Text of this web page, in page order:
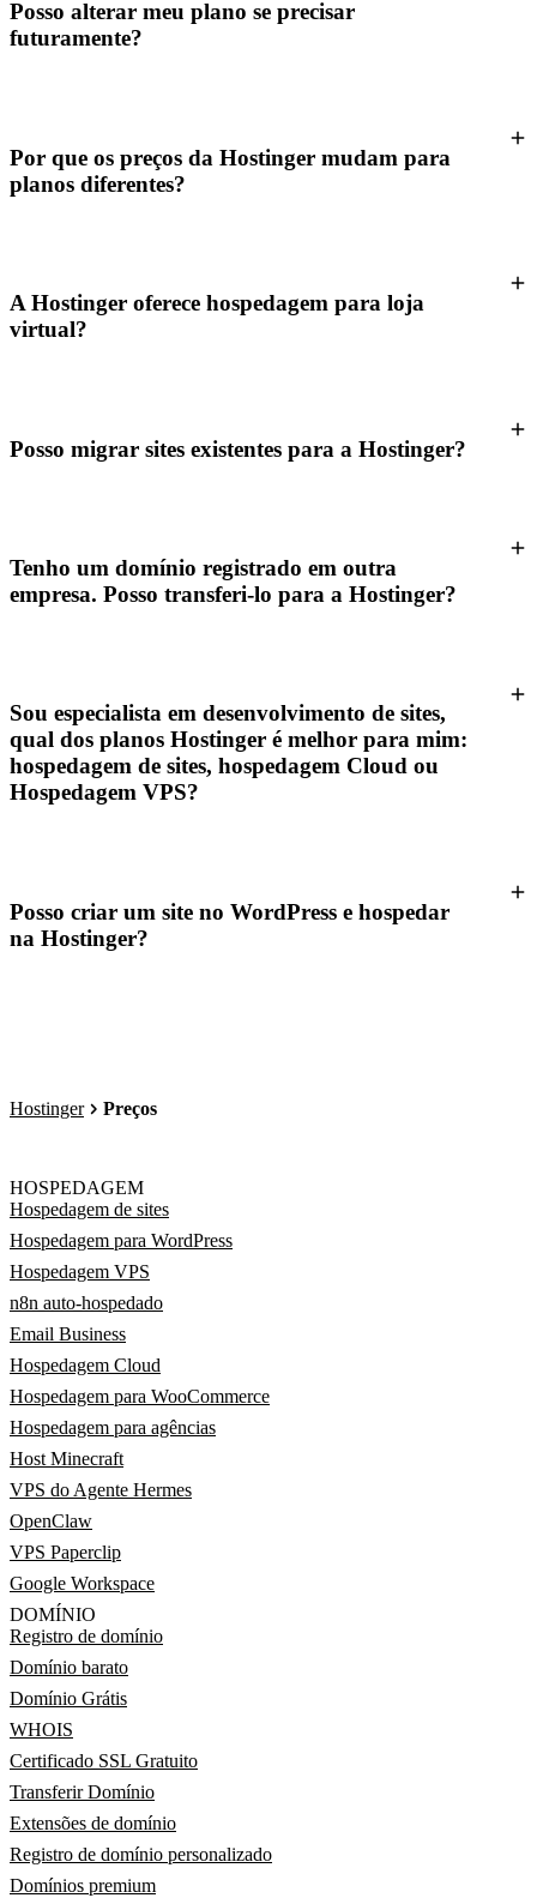
Posso alterar meu plano se precisar
futuramente?
Por que os preços da Hostinger mudam para
planos diferentes?
A Hostinger oferece hospedagem para loja
virtual?
Posso migrar sites existentes para a Hostinger?
Tenho um domínio registrado em outra
empresa. Posso transferi-lo para a Hostinger?
Sou especialista em desenvolvimento de sites,
qual dos planos Hostinger é melhor para mim:
hospedagem de sites, hospedagem Cloud ou
Hospedagem VPS?
Posso criar um site no WordPress e hospedar
na Hostinger?
Hostinger Preços
HOSPEDAGEM
Hospedagem de sites
Hospedagem para WordPress
Hospedagem VPS
n8n auto-hospedado
Email Business
Hospedagem Cloud
Hospedagem para WooCommerce
Hospedagem para agências
Host Minecraft
VPS do Agente Hermes
OpenClaw
VPS Paperclip
Google Workspace
DOMÍNIO
Registro de domínio
Domínio barato
Domínio Grátis
WHOIS
Certificado SSL Gratuito
Transferir Domínio
Extensões de domínio
Registro de domínio personalizado
Domínios premium